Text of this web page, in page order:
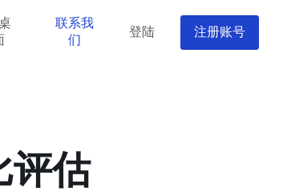
联系我
们
登陆 注册账号
评估